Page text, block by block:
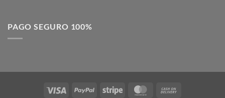
PAGO SEGURO 100%
Visa PayPal Stripe MasterCard